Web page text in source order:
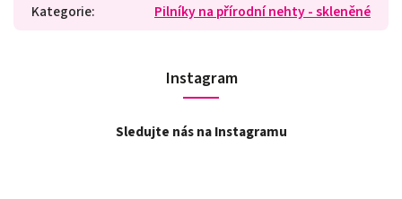
Kategorie: Pilníky na přírodní nehty - skleněné
Instagram
Sledujte nás na Instagramu